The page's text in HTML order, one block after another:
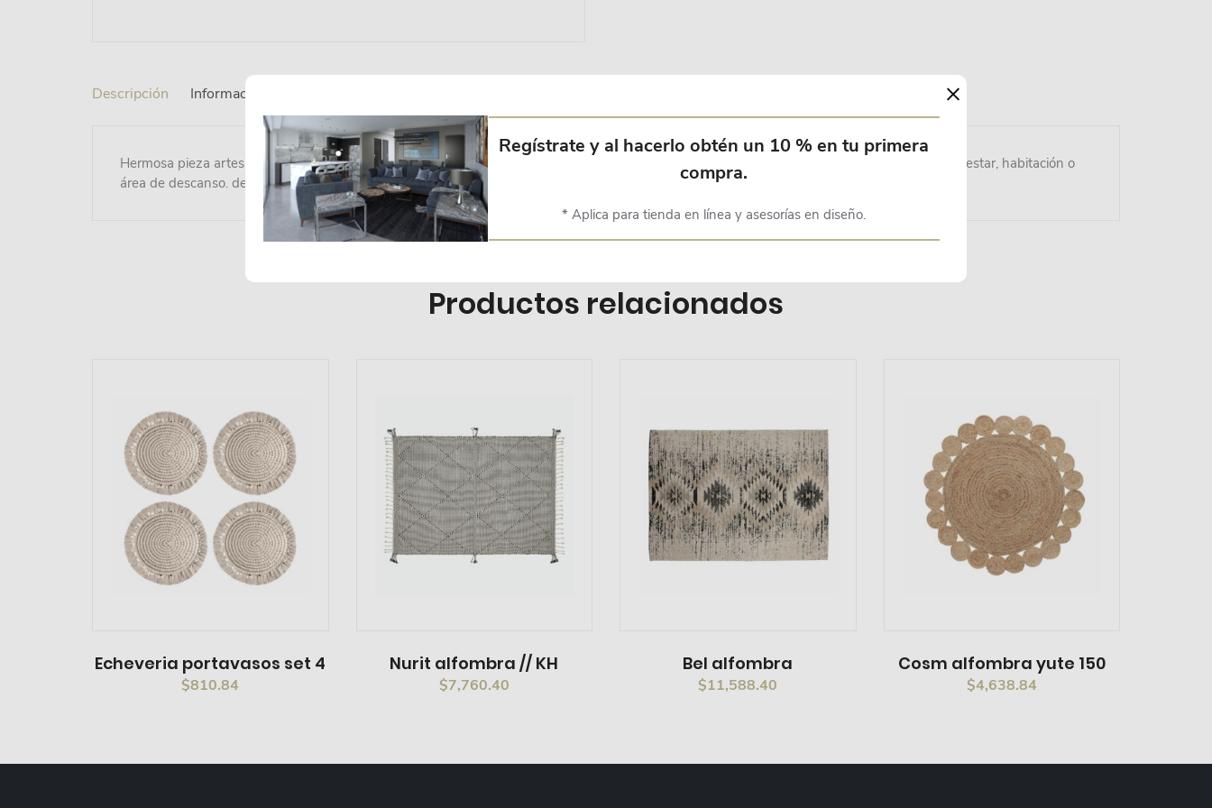
Descripción Información adicional
Hermosa pieza artesanal elaborada con finos hilos, de algodón, se dapta perfectamente con la decoración boho chic del interior de tu sala de estar, habitación o
área de descanso. de fácil mantenimiento por su lavado en seco, incluye poste de madera de leño.
Productos relacionados
Echeveria portavasos set 4
$810.84
Nurit alfombra // KH
$7,760.40
Bel alfombra
$11,588.40
Cosm alfombra yute 150
$4,638.84
×
Regístrate y al hacerlo obtén un 10 % en tu primera
compra.
* Aplica para tienda en línea y asesorías en diseño.